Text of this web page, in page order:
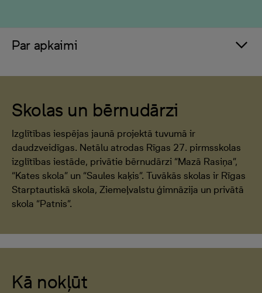
Par apkaimi
Skolas un bērnudārzi
Izglītības iespējas jaunā projektā tuvumā ir
daudzveidīgas. Netālu atrodas Rīgas 27. pirmsskolas
izglītības iestāde, privātie bērnudārzi “Mazā Rasiņa”,
“Kates skola” un “Saules kaķis”. Tuvākās skolas ir Rīgas
Starptautiskā skola, Ziemeļvalstu ģimnāzija un privātā
skola “Patnis”.
Kā nokļūt